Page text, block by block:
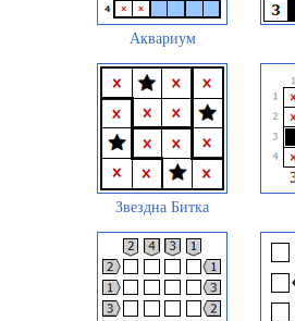
Аквариум
Звездна Битка